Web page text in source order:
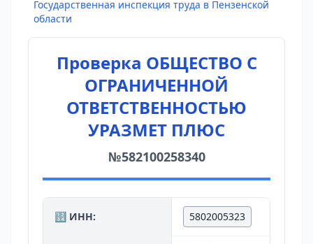
Государственная инспекция труда в Пензенской
области
Проверка ОБЩЕСТВО С
ОГРАНИЧЕННОЙ
ОТВЕТСТВЕННОСТЬЮ
УРАЗМЕТ ПЛЮС
№582100258340
🔢 ИНН: 5802005323